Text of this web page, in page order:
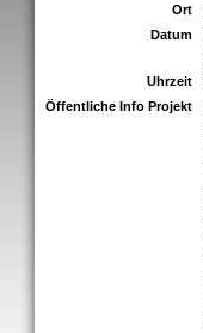
Ort
Datum
Uhrzeit
Öffentliche Info Projekt